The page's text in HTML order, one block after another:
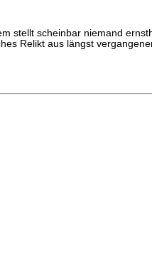
stellt scheinbar niemand
Relikt aus längst